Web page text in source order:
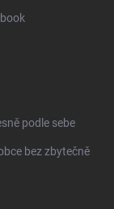
podle sebe
bez zbytečně